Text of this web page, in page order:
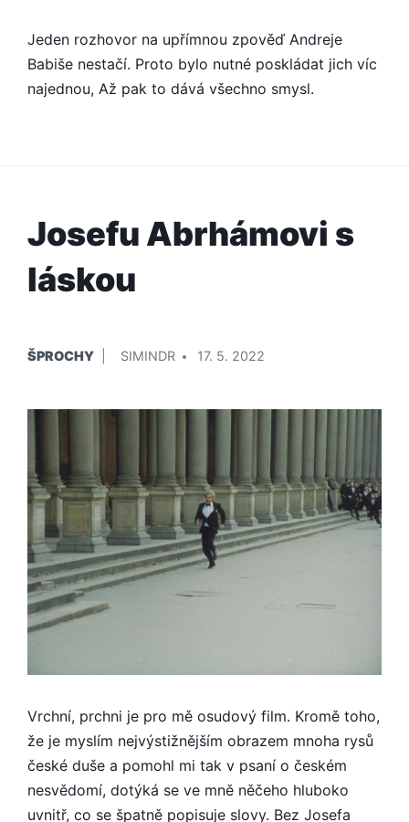
Jeden rozhovor na upřímnou zpověď Andreje
Babiše nestačí. Proto bylo nutné poskládat jich víc
najednou, Až pak to dává všechno smysl.
Josefu Abrhámovi s
láskou
V
ŠPROCHY
SIMINDR
17. 5. 2022
Vrchní, prchni je pro mě osudový film. Kromě toho,
že je myslím nejvýstižnějším obrazem mnoha rysů
české duše a pomohl mi tak v psaní o českém
nesvědomí, dotýká se ve mně něčeho hluboko
uvnitř, co se špatně popisuje slovy. Bez Josefa